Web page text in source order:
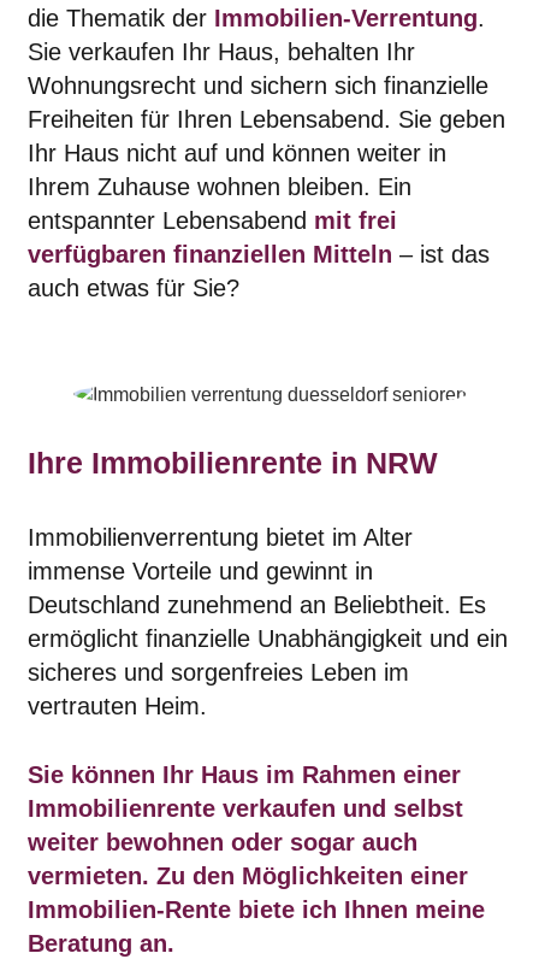
die Thematik der Immobilien-Verrentung.
Sie verkaufen Ihr Haus, behalten Ihr
Wohnungsrecht und sichern sich finanzielle
Freiheiten für Ihren Lebensabend. Sie geben
Ihr Haus nicht auf und können weiter in
Ihrem Zuhause wohnen bleiben. Ein
entspannter Lebensabend mit frei
verfügbaren finanziellen Mitteln – ist das
auch etwas für Sie?
Ihre Immobilienrente in NRW
Immobilienverrentung bietet im Alter
immense Vorteile und gewinnt in
Deutschland zunehmend an Beliebtheit. Es
ermöglicht finanzielle Unabhängigkeit und ein
sicheres und sorgenfreies Leben im
vertrauten Heim.
Sie können Ihr Haus im Rahmen einer
Immobilienrente verkaufen und selbst
weiter bewohnen oder sogar auch
vermieten. Zu den Möglichkeiten einer
Immobilien-Rente biete ich Ihnen meine
Beratung an.